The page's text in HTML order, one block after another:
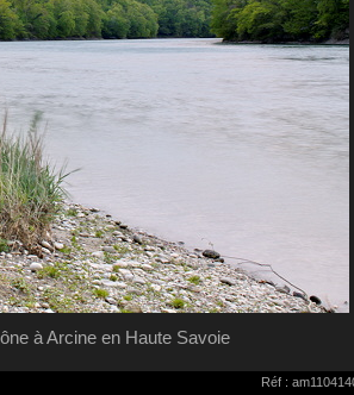
à Arcine en Haute Savoie
Réf :